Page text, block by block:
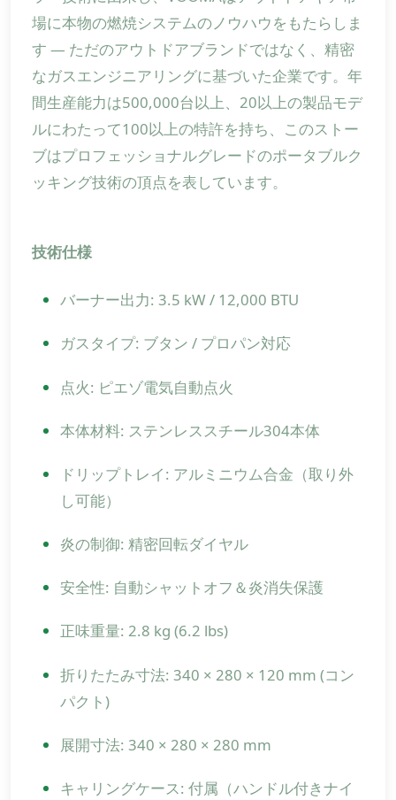
場に本物の燃焼システムのノウハウをもたらしま
す — ただのアウトドアブランドではなく、精密
なガスエンジニアリングに基づいた企業です。年
間生産能力は500,000台以上、20以上の製品モデ
ルにわたって100以上の特許を持ち、このストー
ブはプロフェッショナルグレードのポータブルク
ッキング技術の頂点を表しています。
技術仕様
バーナー出力: 3.5 kW / 12,000 BTU
ガスタイプ: ブタン / プロパン対応
点火: ピエゾ電気自動点火
本体材料: ステンレススチール304本体
ドリップトレイ: アルミニウム合金（取り外
し可能）
炎の制御: 精密回転ダイヤル
安全性: 自動シャットオフ＆炎消失保護
正味重量: 2.8 kg (6.2 lbs)
折りたたみ寸法: 340 × 280 × 120 mm (コン
パクト)
展開寸法: 340 × 280 × 280 mm
キャリングケース: 付属（ハンドル付きナイ